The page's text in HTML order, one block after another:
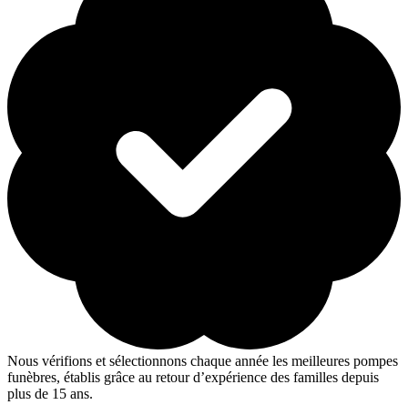
Nous vérifions et sélectionnons chaque année les meilleures pompes
funèbres, établis grâce au retour d’expérience des familles depuis
plus de 15 ans.